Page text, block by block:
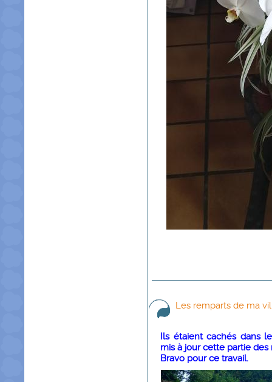
Les remparts de ma
Ils étaient cachés dans
mis à jour cette partie
Bravo pour ce travail.